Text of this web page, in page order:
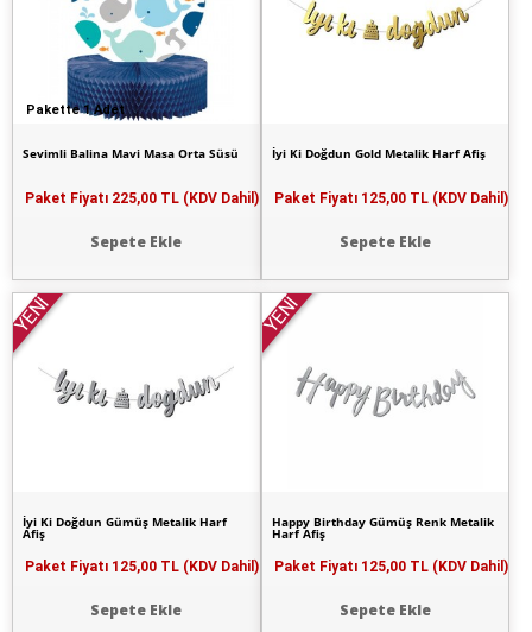
Pakette 1 Adet
Sevimli Balina Mavi Masa Orta Süsü
Paket Fiyatı 225,00 TL (KDV Dahil)
Sepete Ekle
İyi Ki Doğdun Gold Metalik Harf Afiş
Paket Fiyatı 125,00 TL (KDV Dahil)
Sepete Ekle
YENİ
İyi Ki Doğdun Gümüş Metalik Harf
Afiş
Paket Fiyatı 125,00 TL (KDV Dahil)
Sepete Ekle
YENİ
Happy Birthday Gümüş Renk Metalik
Harf Afiş
Paket Fiyatı 125,00 TL (KDV Dahil)
Sepete Ekle